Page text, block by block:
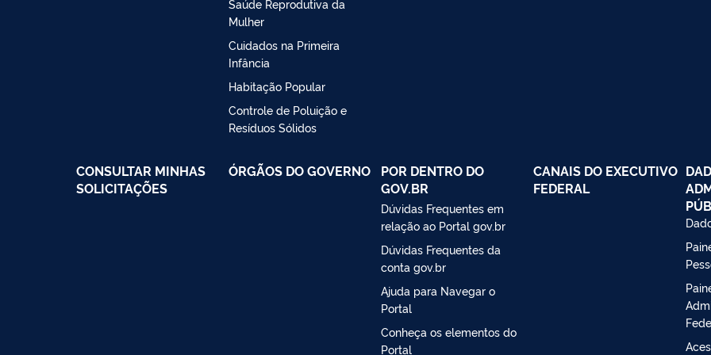
Saúde Reprodutiva da
Mulher
Cuidados na Primeira
Infância
Habitação Popular
Controle de Poluição e
Resíduos Sólidos
CONSULTAR MINHAS
SOLICITAÇÕES
ÓRGÃOS DO GOVERNO
POR DENTRO DO
GOV.BR
Dúvidas Frequentes em
relação ao Portal gov.br
Dúvidas Frequentes da
conta gov.br
Ajuda para Navegar o
Portal
Conheça os elementos do
Portal
CANAIS DO EXECUTIVO
FEDERAL